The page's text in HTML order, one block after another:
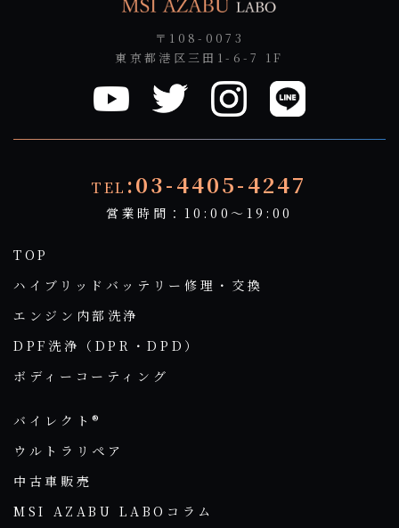
〒108-0073
東京都港区三田1-6-7 1F
TEL :03-4405-4247
営業時間：10:00～19:00
TOP
ハイブリッドバッテリー修理・交換
エンジン内部洗浄
DPF洗浄（DPR・DPD）
ボディーコーティング
バイレクト®
ウルトラリペア
中古車販売
MSI AZABU LABOコラム